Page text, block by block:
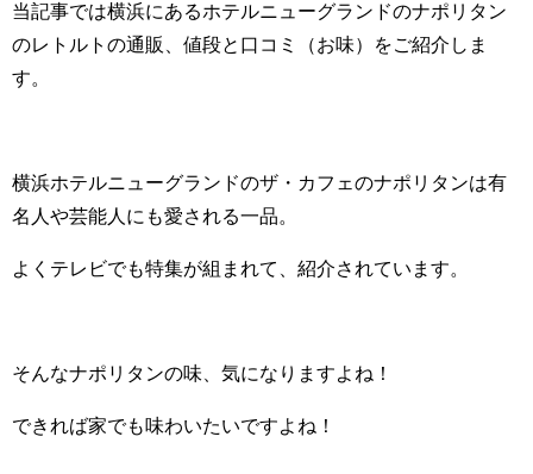
当記事では横浜にあるホテルニューグランドのナポリタン
のレトルトの通販、値段と口コミ（お味）をご紹介しま
す。
横浜ホテルニューグランドのザ・カフェのナポリタンは有
名人や芸能人にも愛される一品。
よくテレビでも特集が組まれて、紹介されています。
そんなナポリタンの味、気になりますよね！
できれば家でも味わいたいですよね！